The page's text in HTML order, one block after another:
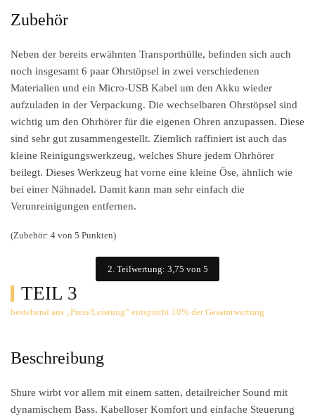
Zubehör
Neben der bereits erwähnten Transporthülle, befinden sich auch
noch insgesamt 6 paar Ohrstöpsel in zwei verschiedenen
Materialien und ein Micro-USB Kabel um den Akku wieder
aufzuladen in der Verpackung. Die wechselbaren Ohrstöpsel sind
wichtig um den Ohrhörer für die eigenen Ohren anzupassen. Diese
sind sehr gut zusammengestellt. Ziemlich raffiniert ist auch das
kleine Reinigungswerkzeug, welches Shure jedem Ohrhörer
beilegt. Dieses Werkzeug hat vorne eine kleine Öse, ähnlich wie
bei einer Nähnadel. Damit kann man sehr einfach die
Verunreinigungen entfernen.
(Zubehör: 4 von 5 Punkten)
2. Teilwertung: 3,75 von 5
TEIL 3
bestehend aus „Preis/Leistung“ entspricht 10% der Gesamtwertung
Beschreibung
Shure wirbt vor allem mit einem satten, detailreicher Sound mit
dynamischem Bass. Kabelloser Komfort und einfache Steuerung